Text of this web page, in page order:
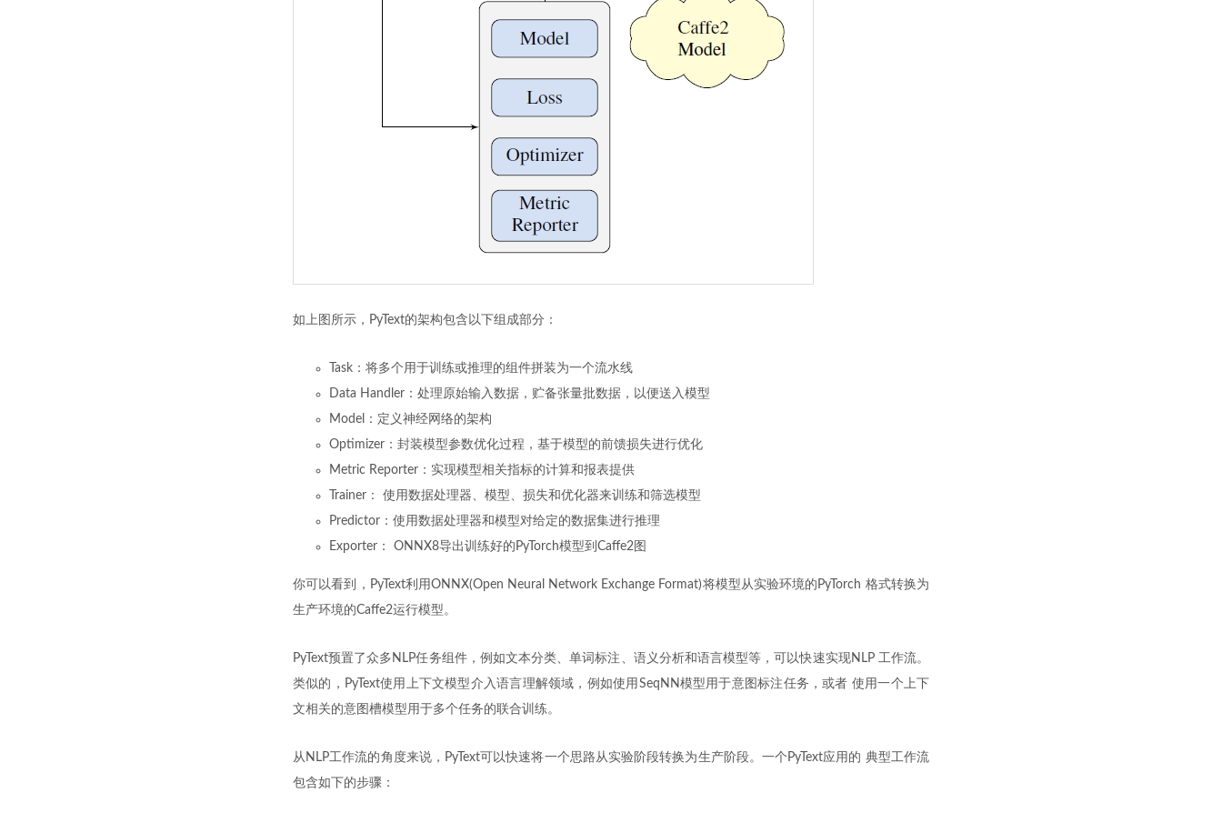
如上图所示，PyText的架构包含以下组成部分：
Task：将多个用于训练或推理的组件拼装为一个流水线
Data Handler：处理原始输入数据，贮备张量批数据，以便送入模型
Model：定义神经网络的架构
Optimizer：封装模型参数优化过程，基于模型的前馈损失进行优化
Metric Reporter：实现模型相关指标的计算和报表提供
Trainer： 使用数据处理器、模型、损失和优化器来训练和筛选模型
Predictor：使用数据处理器和模型对给定的数据集进行推理
Exporter： ONNX8导出训练好的PyTorch模型到Caffe2图
你可以看到，PyText利用ONNX(Open Neural Network Exchange Format)将模型从实验环境的PyTorch 格式转换为
生产环境的Caffe2运行模型。
PyText预置了众多NLP任务组件，例如文本分类、单词标注、语义分析和语言模型等，可以快速实现NLP 工作流。
类似的，PyText使用上下文模型介入语言理解领域，例如使用SeqNN模型用于意图标注任务，或者 使用一个上下
文相关的意图槽模型用于多个任务的联合训练。
从NLP工作流的角度来说，PyText可以快速将一个思路从实验阶段转换为生产阶段。一个PyText应用的 典型工作流
包含如下的步骤：